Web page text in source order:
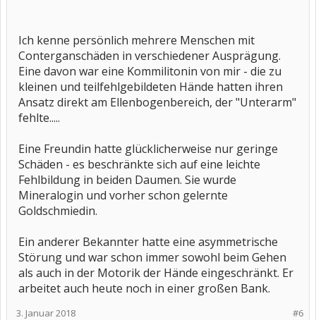
Ich kenne persönlich mehrere Menschen mit
Conterganschäden in verschiedener Ausprägung.
Eine davon war eine Kommilitonin von mir - die zu
kleinen und teilfehlgebildeten Hände hatten ihren
Ansatz direkt am Ellenbogenbereich, der "Unterarm"
fehlte.....
Eine Freundin hatte glücklicherweise nur geringe
Schäden - es beschränkte sich auf eine leichte
Fehlbildung in beiden Daumen. Sie wurde
Mineralogin und vorher schon gelernte
Goldschmiedin.
Ein anderer Bekannter hatte eine asymmetrische
Störung und war schon immer sowohl beim Gehen
als auch in der Motorik der Hände eingeschränkt. Er
arbeitet auch heute noch in einer großen Bank.
#6
3. Januar 2018